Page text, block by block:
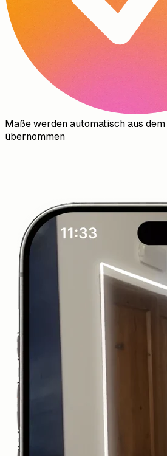
Maße werden automatisch aus
übernommen